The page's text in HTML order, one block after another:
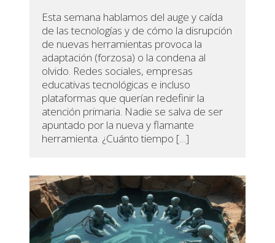
Esta semana hablamos del auge y caída
de las tecnologías y de cómo la disrupción
de nuevas herramientas provoca la
adaptación (forzosa) o la condena al
olvido. Redes sociales, empresas
educativas tecnológicas e incluso
plataformas que querían redefinir la
atención primaria. Nadie se salva de ser
apuntado por la nueva y flamante
herramienta. ¿Cuánto tiempo […]